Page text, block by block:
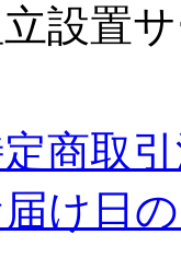
立設置
商取
け日